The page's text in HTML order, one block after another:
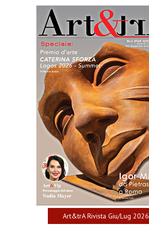
Art&trA Rivista Giu/Lug 2026